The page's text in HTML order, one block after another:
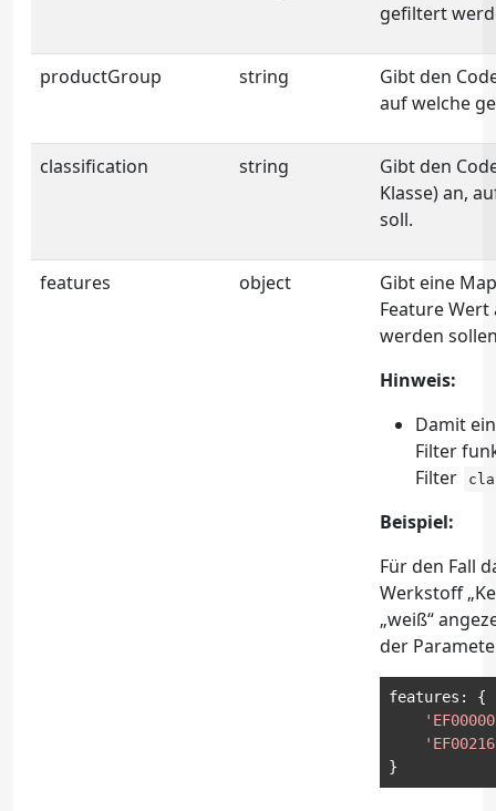
gefiltert
productGroup string
Gibt den
auf welche
classification string
Gibt den
Klasse) an,
soll.
features object
Gibt eine
Feature
werden
Hinweis:
Damit
Filter
Filter
Beispiel:
Für den Fall
Werkstoff
„weiß“
der
features :
{
}